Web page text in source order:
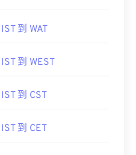
IST 到 WAT
IST 到 WEST
IST 到 CST
IST 到 CET